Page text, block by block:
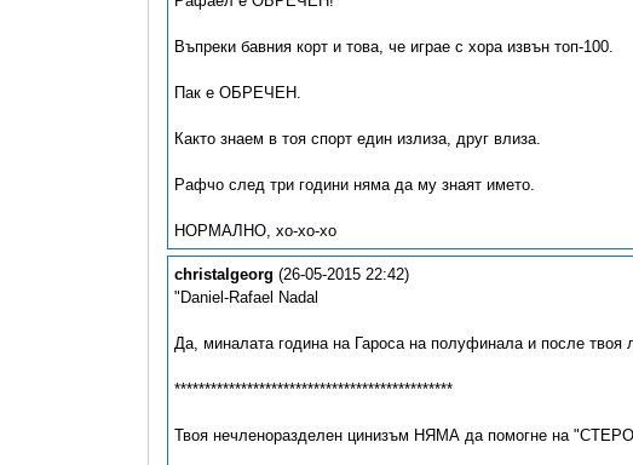
Въпреки бавния корт и това, че играе с хора извън топ-100.
Пак е ОБРЕЧЕН.
Както знаем в тоя спорт един излиза, друг влиза.
Рафчо след три години няма да му знаят името.
НОРМАЛНО, хо-хо-хо
christalgeorg (26-05-2015 22:42)
"Daniel-Rafael Nadal
Да, миналата година на Гароса на полуфинала и после твоя
**********************************************
Твоя нечленоразделен цинизъм НЯМА да помогне на